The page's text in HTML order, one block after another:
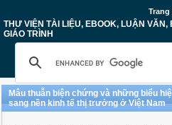
Trang
THƯ VIỆN TÀI LIỆU, EBOOK, LUẬN
GIÁO TRÌNH
Mâu thuẫn biện chứng và những biểu
sang nền kinh tế thị trưởng ở Việt Nam